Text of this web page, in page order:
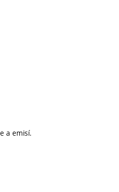
a emisí.